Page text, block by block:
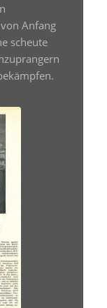
Anfang
scheute